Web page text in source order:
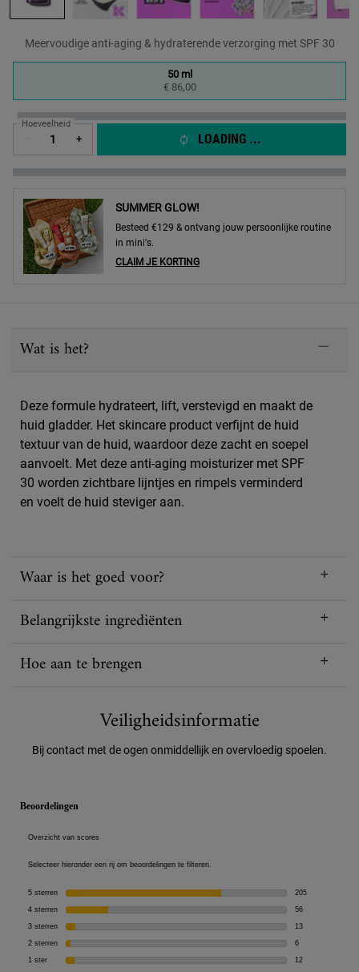
Meervoudige anti-aging & hydraterende verzorging met SPF 30
Geselecteerd
50 ml
€ 86,00
, 1 of 1
Hoeveelheid
+ LOADING ...
SUMMER GLOW!
Besteed €129 & ontvang jouw persoonlijke routine
in mini's.
CLAIM JE KORTING
Wat is het?
Deze formule hydrateert, lift, verstevigd en maakt de
huid gladder. Het skincare product verfijnt de huid
textuur van de huid, waardoor deze zacht en soepel
aanvoelt. Met deze anti-aging moisturizer met SPF
30 worden zichtbare lijntjes en rimpels verminderd
en voelt de huid steviger aan.
Waar is het goed voor?
Belangrijkste ingrediënten
Hoe aan te brengen
Veiligheidsinformatie
Bij contact met de ogen onmiddellijk en overvloedig spoelen.